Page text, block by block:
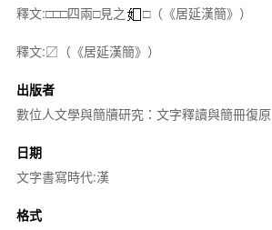
釋文:□□□四兩□見之 □（《居延漢簡》）
釋文:〼（《居延漢簡》）
出版者
數位人文學與簡牘研究：文字釋讀與簡冊復原
日期
文字書寫時代:漢
格式